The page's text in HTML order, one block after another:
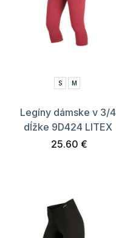
S M
Legíny dámske v 3/4
dĺžke 9D424 LITEX
25.60 €